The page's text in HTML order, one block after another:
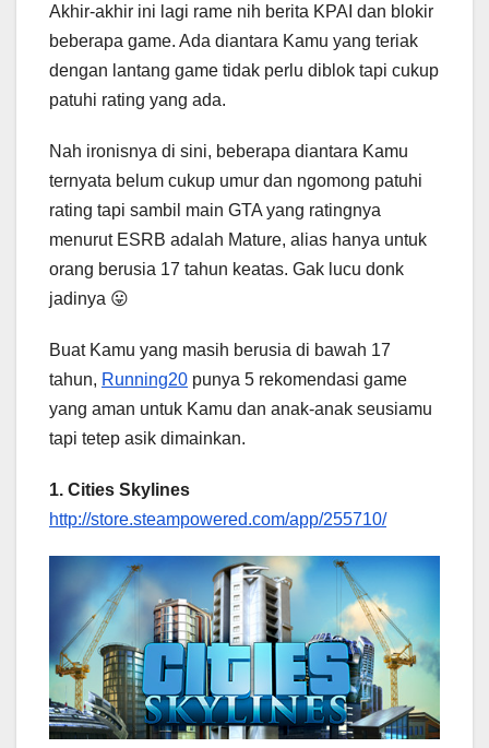
Akhir-akhir ini lagi rame nih berita KPAI dan blokir
beberapa game. Ada diantara Kamu yang teriak
dengan lantang game tidak perlu diblok tapi cukup
patuhi rating yang ada.
Nah ironisnya di sini, beberapa diantara Kamu
ternyata belum cukup umur dan ngomong patuhi
rating tapi sambil main GTA yang ratingnya
menurut ESRB adalah Mature, alias hanya untuk
orang berusia 17 tahun keatas. Gak lucu donk
jadinya 😛
Buat Kamu yang masih berusia di bawah 17
tahun, Running20 punya 5 rekomendasi game
yang aman untuk Kamu dan anak-anak seusiamu
tapi tetep asik dimainkan.
1. Cities Skylines
http://store.steampowered.com/app/255710/